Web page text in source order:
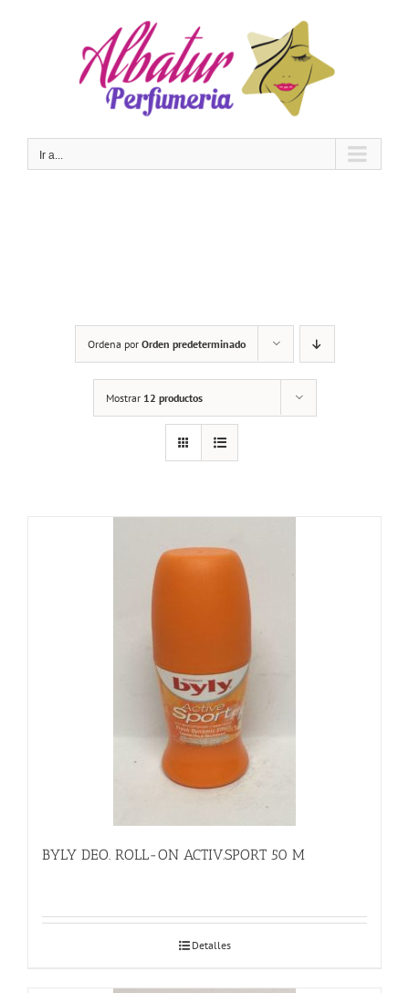
Ir a...
Ordena por Orden predeterminado
Mostrar 12 productos
BYLY DEO. ROLL-ON ACTIV.SPORT 50 M
Detalles